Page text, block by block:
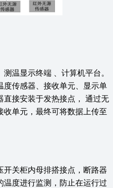
温显示终端 、计算机平台。
度传感器、接收单元、显示单
直接安装于发热接点， 通过无
收单元，最终可将数据上传至
开关柜内母排搭接点，断路器
温度进行监测，防止在运行过